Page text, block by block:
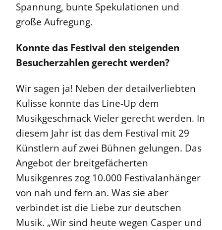
Spannung, bunte Spekulationen und
große Aufregung.
Konnte das Festival den steigenden
Besucherzahlen gerecht werden?
Wir sagen ja! Neben der detailverliebten
Kulisse konnte das Line-Up dem
Musikgeschmack Vieler gerecht werden. In
diesem Jahr ist das dem Festival mit 29
Künstlern auf zwei Bühnen gelungen. Das
Angebot der breitgefächerten
Musikgenres zog 10.000 Festivalanhänger
von nah und fern an. Was sie aber
verbindet ist die Liebe zur deutschen
Musik. „Wir sind heute wegen Casper und